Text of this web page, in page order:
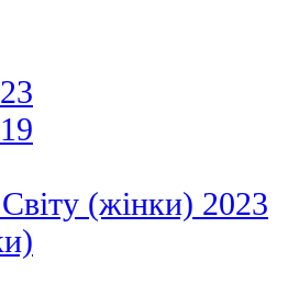
(жінки) 2023